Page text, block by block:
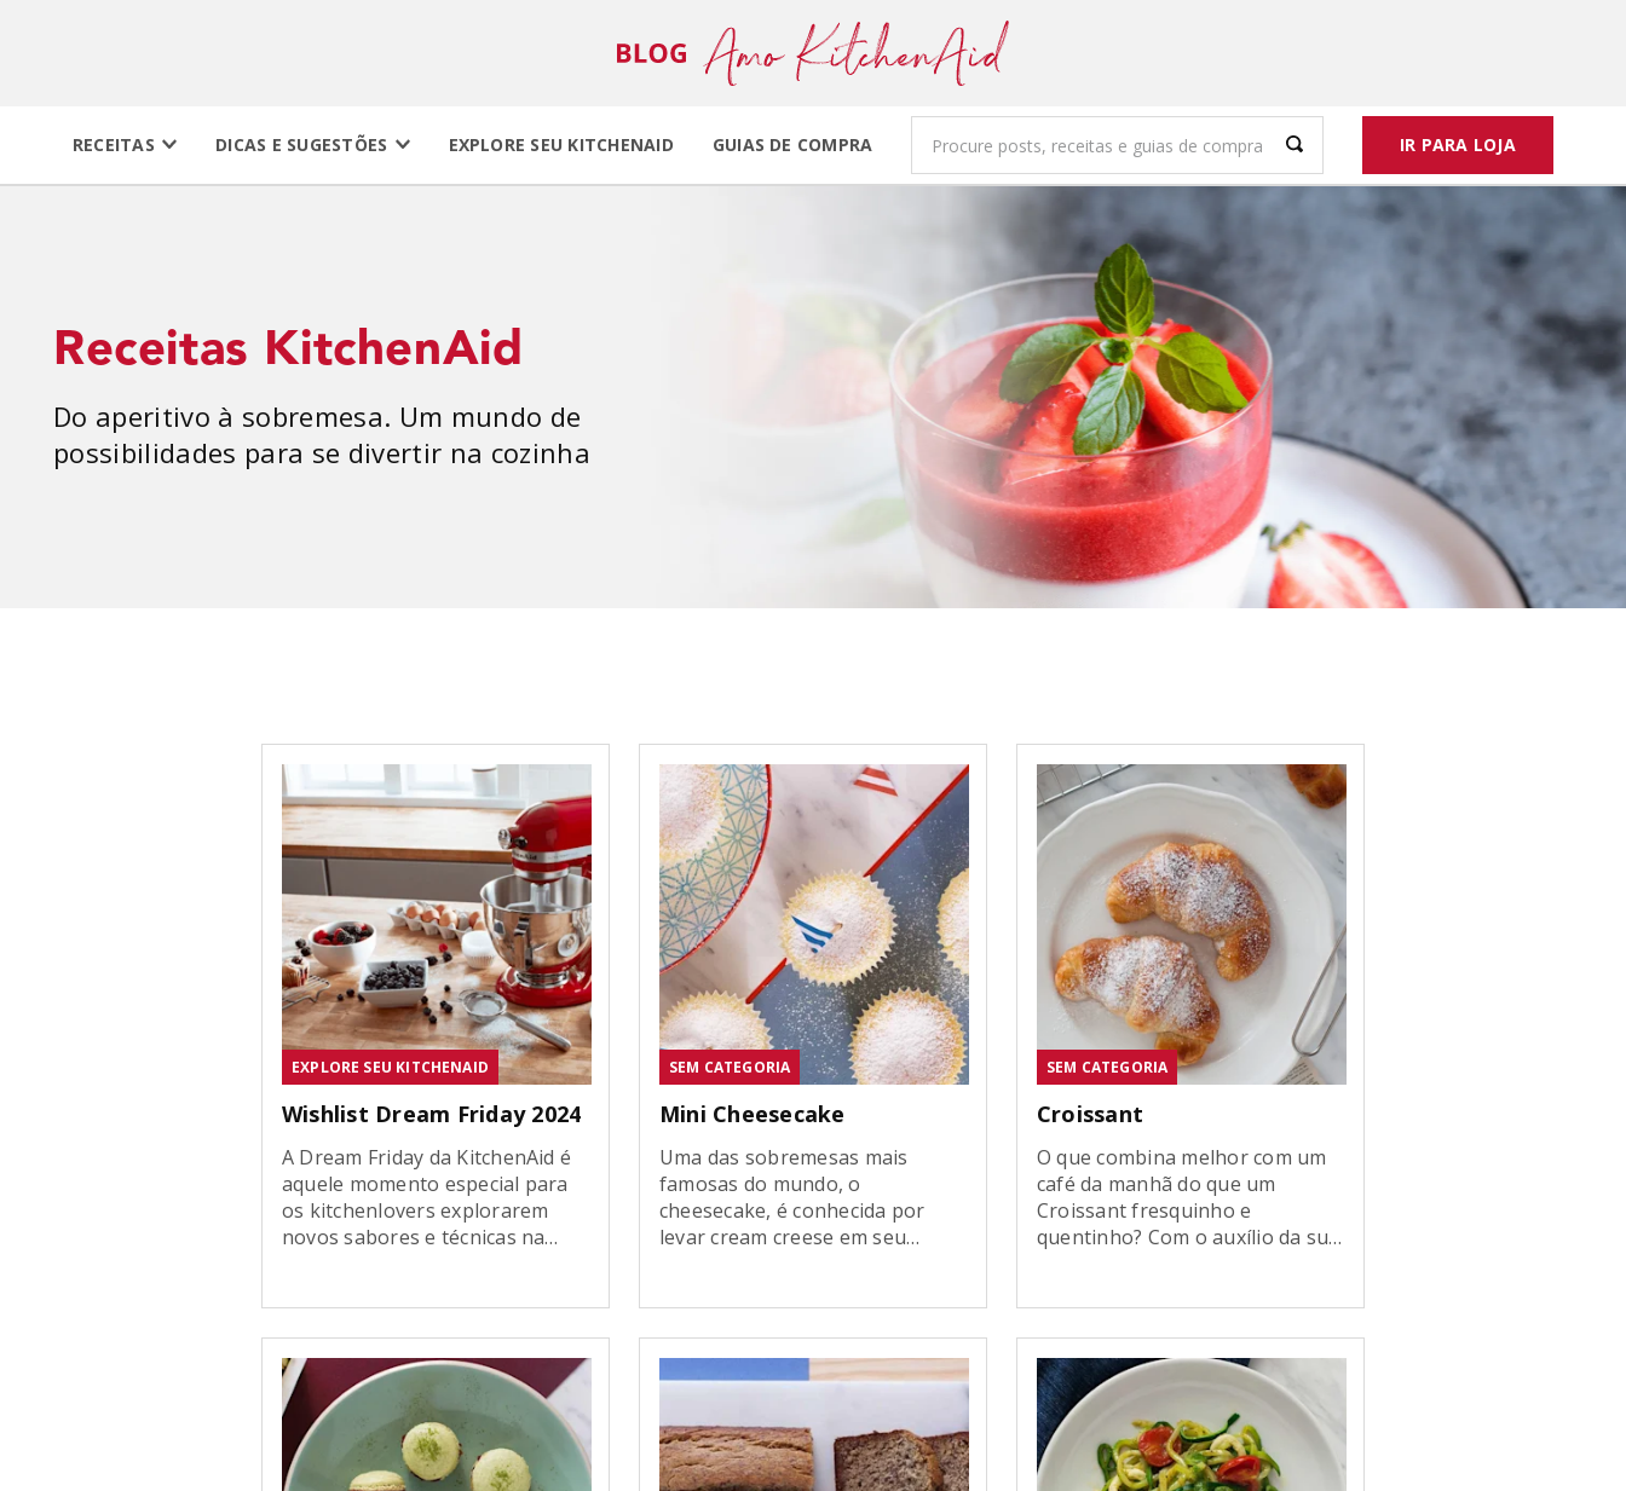
RECEITAS DICAS E SUGESTÕES EXPLORE SEU KITCHENAID GUIAS DE COMPRA IR PARA LOJA
Receitas KitchenAid
Do aperitivo à sobremesa. Um mundo de
possibilidades para se divertir na cozinha
EXPLORE SEU KITCHENAID
Wishlist Dream Friday 2024
A Dream Friday da KitchenAid é
aquele momento especial para
os kitchenlovers explorarem
novos sabores e técnicas na
começando a se aventurar com a
marca e também para quem já
conta com produtos KitchenAid
na bancada e deseja expandir
suas possibilidades. Se você é
novo no universo KitchenAid […]
SEM CATEGORIA
Mini Cheesecake
Uma das sobremesas mais
famosas do mundo, o
cheesecake, é conhecida por
levar cream creese em seu
Versátil e com um sabor
equilibrado, você ainda pode
pensar em vários tipos de
cheesecake ainda mais gostoso.
Aprenda como preparar essa
deliciosa sobremesa […]
SEM CATEGORIA
Croissant
O que combina melhor com um
café da manhã do que um
Croissant fresquinho e
quentinho? Com o auxílio da sua
massa de Croissant. Veja o
passo a passo de como fazer
Croissant e torne os momentos
em volta da mesa ainda mais
deliciosos! Rendimento […]